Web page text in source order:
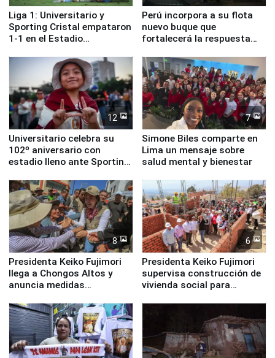
Liga 1: Universitario y
Sporting Cristal empataron
1-1 en el Estadio
Perú incorpora a su flota
nuevo buque que
fortalecerá la respuesta
12
Universitario celebra su
102º aniversario con
estadio lleno ante Sporting
7
Simone Biles comparte en
Lima un mensaje sobre
salud mental y bienestar
8
Presidenta Keiko Fujimori
llega a Chongos Altos y
anuncia medidas
educación, salud y empleo
6
Presidenta Keiko Fujimori
supervisa construcción de
vivienda social para